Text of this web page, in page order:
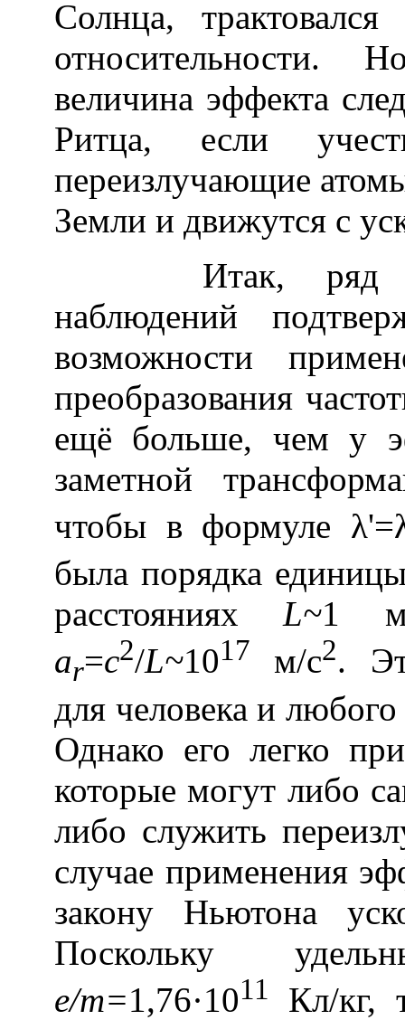
Солнца,
относительности.
величина эффекта
Ритца, если
переизлучающие
Земли и движутся с
Итак, ряд
наблюдений
возможности
преобразования
ещё больше, чем у
заметной
чтобы в формуле λ
была порядка
расстоянияхL~1 м
ar=c2/L~1017 м/с2.
для человека и
Однако его легко
которые могут либо
либо служить
случае применения
закону Ньютона
Поскольку
e/m=1,76·1011
Кл/кг,